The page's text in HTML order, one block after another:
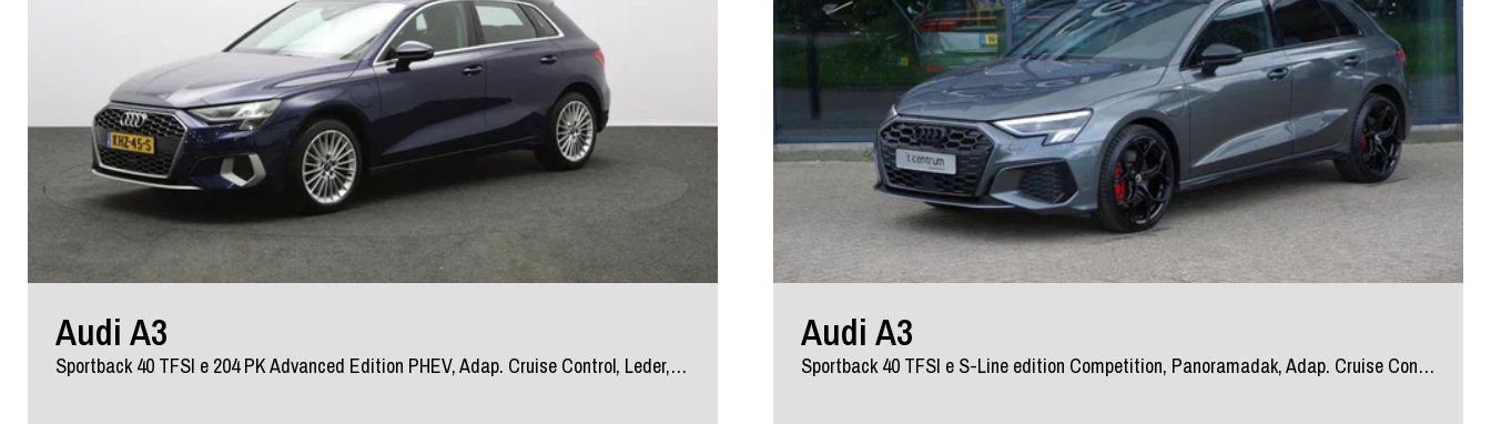
Audi A3
Sportback 40 TFSI e 204 PK Advanced Edition PHEV, Adap. Cruise Control, Leder, Carplay
Audi A3
Sportback 40 TFSI e S-Line edition Competition, Panoramadak, Adap. Cruise Control, Camera